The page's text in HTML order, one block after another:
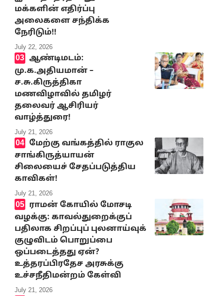
மக்களின் எதிர்ப்பு
அலைகளை சந்திக்க
நேரிடும்!!
July 22, 2026
ஆண்டிமடம்:
மு.க.அதியமான் –
ச.சு.கிருத்திகா
மணவிழாவில் தமிழர்
தலைவர் ஆசிரியர்
வாழ்த்துரை!
July 21, 2026
மேற்கு வங்கத்தில் ராகுல
சாங்கிருத்யாயன்
சிலையைச் சேதப்படுத்திய
காவிகள்!
July 21, 2026
ராமன் கோயில் மோசடி
வழக்கு: காவல்துறைக்குப்
பதிலாக சிறப்புப் புலனாய்வுக்
குழுவிடம் பொறுப்பை
ஒப்படைத்தது ஏன்?
உத்தரப்பிரதேச அரசுக்கு
உச்சநீதிமன்றம் கேள்வி
July 21, 2026